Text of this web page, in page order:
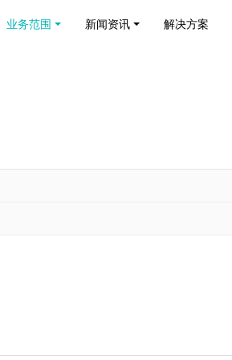
业务范围 新闻资讯 解决方案